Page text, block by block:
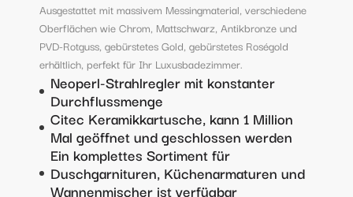
Ausgestattet mit massivem Messingmaterial, verschiedene
Oberflächen wie Chrom, Mattschwarz, Antikbronze und
PVD-Rotguss, gebürstetes Gold, gebürstetes Roségold
erhältlich, perfekt für Ihr Luxusbadezimmer.
Neoperl-Strahlregler mit konstanter
Durchflussmenge
Citec Keramikkartusche, kann 1 Million
Mal geöffnet und geschlossen werden
Ein komplettes Sortiment für
Duschgarnituren, Küchenarmaturen und
Wannenmischer ist verfügbar